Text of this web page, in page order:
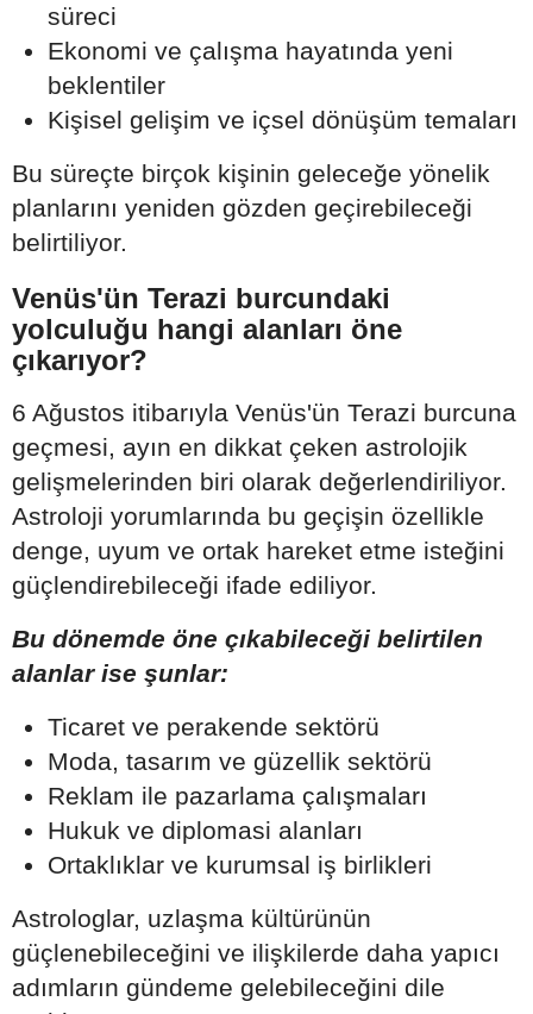
süreci
Ekonomi ve çalışma hayatında yeni
beklentiler
Kişisel gelişim ve içsel dönüşüm temaları
Bu süreçte birçok kişinin geleceğe yönelik
planlarını yeniden gözden geçirebileceği
belirtiliyor.
Venüs'ün Terazi burcundaki
yolculuğu hangi alanları öne
çıkarıyor?
6 Ağustos itibarıyla Venüs'ün Terazi burcuna
geçmesi, ayın en dikkat çeken astrolojik
gelişmelerinden biri olarak değerlendiriliyor.
Astroloji yorumlarında bu geçişin özellikle
denge, uyum ve ortak hareket etme isteğini
güçlendirebileceği ifade ediliyor.
Bu dönemde öne çıkabileceği belirtilen
alanlar ise şunlar:
Ticaret ve perakende sektörü
Moda, tasarım ve güzellik sektörü
Reklam ile pazarlama çalışmaları
Hukuk ve diplomasi alanları
Ortaklıklar ve kurumsal iş birlikleri
Astrologlar, uzlaşma kültürünün
güçlenebileceğini ve ilişkilerde daha yapıcı
adımların gündeme gelebileceğini dile